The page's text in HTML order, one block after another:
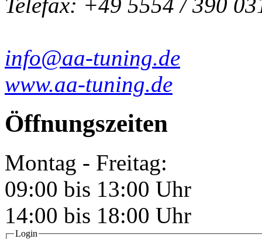
Telefax: +49 5554 / 390
info@aa-tuning.de
www.aa-tuning.de
Öffnungszeiten
Montag - Freitag:
09:00 bis 13:00 Uhr
14:00 bis 18:00 Uhr
Login